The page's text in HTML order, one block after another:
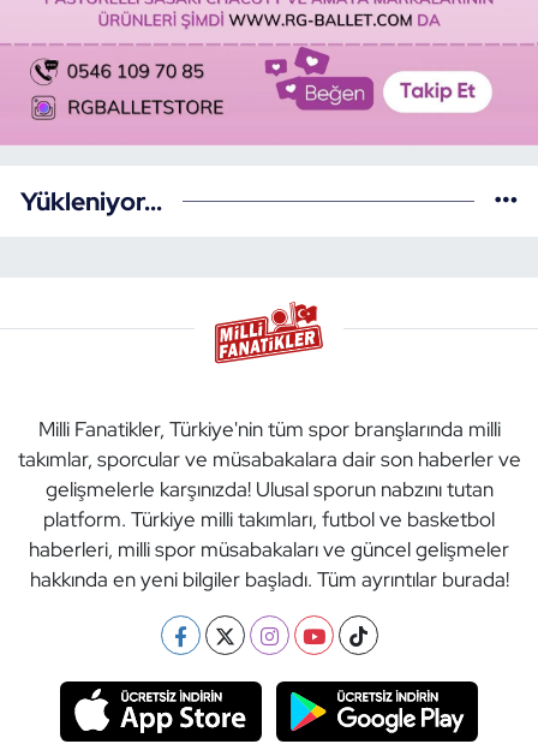
Yükleniyor...
Milli Fanatikler, Türkiye'nin tüm spor branşlarında milli
takımlar, sporcular ve müsabakalara dair son haberler ve
gelişmelerle karşınızda! Ulusal sporun nabzını tutan
platform. Türkiye milli takımları, futbol ve basketbol
haberleri, milli spor müsabakaları ve güncel gelişmeler
hakkında en yeni bilgiler başladı. Tüm ayrıntılar burada!